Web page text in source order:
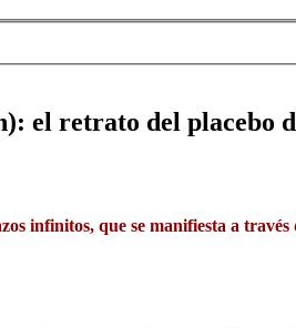
el retrato del placebo
infinitos, que se manifiesta a través